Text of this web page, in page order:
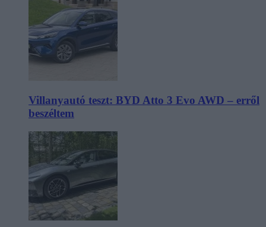
Villanyautó teszt: BYD Atto 3 Evo AWD – erről
beszéltem